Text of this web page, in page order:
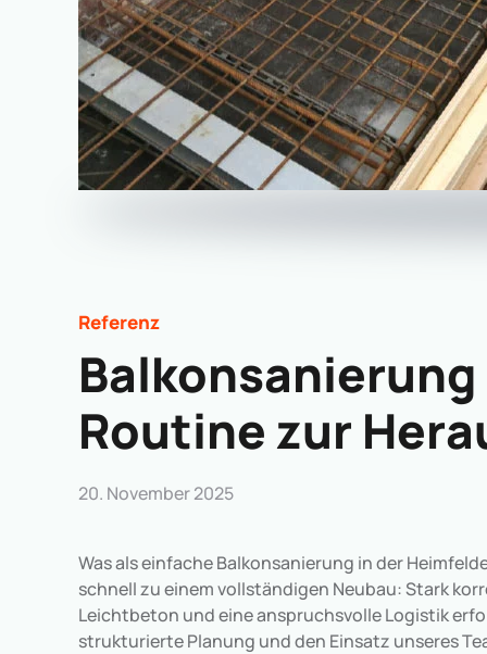
Referenz
Balkonsanierung
Routine zur
20. November 2025
Was als einfache Balkonsanierung in der
schnell zu einem vollständigen Neubau: Stark
Leichtbeton und eine anspruchsvolle Logistik
strukturierte Planung und den Einsatz unseres